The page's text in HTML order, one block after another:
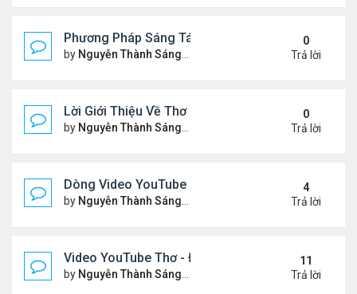
Phương Pháp Sáng Tác Thơ Nhạc Lục Bát Của
by Nguyễn Thành Sáng Thứ 7 Tháng 2 07, 2026 7:00
0
Trả lời
Lời Giới Thiệu Về Thơ Nhạc Nhất Lang
by Nguyễn Thành Sáng Thứ 6 Tháng 2 06, 2026 6:08
0
Trả lời
Dòng Video YouTube ngâm thơ phiên bản mới,
by Nguyễn Thành Sáng Thứ 7 Tháng 1 24, 2026 8:26
4
Trả lời
Video YouTube Thơ - Đọc Thơ & Ngâm Nga Thơ
by Nguyễn Thành Sáng Thứ 2 Tháng 11 17, 2025
11
Trả lời